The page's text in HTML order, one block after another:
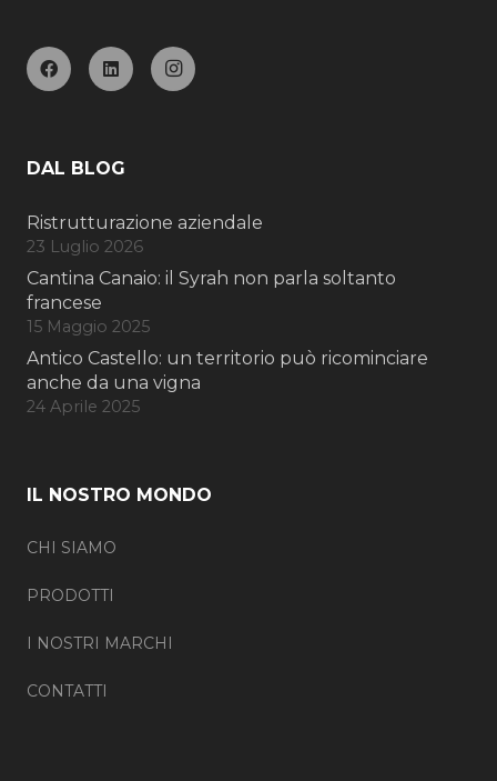
DAL BLOG
Ristrutturazione aziendale
23 Luglio 2026
Cantina Canaio: il Syrah non parla soltanto
francese
15 Maggio 2025
Antico Castello: un territorio può ricominciare
anche da una vigna
24 Aprile 2025
IL NOSTRO MONDO
CHI SIAMO
PRODOTTI
I NOSTRI MARCHI
CONTATTI